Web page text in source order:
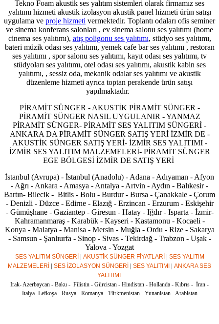
Tekno Foam akustik ses yalıtım sistemleri olarak firmamız ses
yalıtımı hizmeti akustik izolasyon akustik panel hizmeti ürün satışı
uygulama ve proje hizmeti vermektedir. Toplantı odaları ofis seminer
ve sinema konferans salonları , ev sinema salonu ses yalıtımı (home
cinema ses yalıtımı), atış poligonu ses yalıtımı, stüdyo ses yalıtımı,
bateri müzik odası ses yalıtımı, yemek cafe bar ses yalıtımı , restoran
ses yalıtımı , spor salonu ses yalıtımı, kayıt odası ses yalıtımı, tv
stüdyoları ses yalıtımı, otel odası ses yalıtımı, akustik kabin ses
yalıtımı, , sessiz oda, mekanik odalar ses yalıtımı ve akustik
düzenleme hizmeti ayrıca toptan perakende ürün satışı
yapılmaktadır.
PİRAMİT SÜNGER - AKUSTİK PİRAMİT SÜNGER -
PİRAMİT SÜNGER NASIL UYGULANIR - YANMAZ
PİRAMİT SÜNGER- PİRAMİT SES YALITIM SÜNGERİ -
ANKARA DA PİRAMİT SÜNGER SATIŞ YERİ İZMİR DE -
AKUSTİK SÜNGER SATIŞ YERİ- İZMİR SES YALITIMI -
İZMİR SES YALITIM MALZEMELERİ- PİRAMİT SÜNGER
EGE BÖLGESİ İZMİR DE SATIŞ YERİ
İstanbul (Avrupa) - İstanbul (Anadolu) - Adana - Adıyaman - Afyon
- Ağrı - Ankara - Amasya - Antalya - Artvin - Aydın - Balıkesir -
Bartın- Bilecik - Bitlis - Bolu - Burdur - Bursa - Çanakkale - Çorum
- Denizli - Düzce - Edirne - Elazığ - Erzincan - Erzurum - Eskişehir
- Gümüşhane - Gaziantep - Giresun - Hatay - Iğdır - Isparta - İzmir-
Kahramanmaraş - Karabük - Kayseri - Kastamonu - Kocaeli -
Konya - Malatya - Manisa - Mersin - Muğla - Ordu - Rize - Sakarya
- Samsun - Şanlıurfa - Sinop - Sivas - Tekirdağ - Trabzon - Uşak -
Yalova - Yozgat
SES YALITIM SÜNGERİ AKUSTİK SÜNGER FİYATLARİ
SES YALITIM
MALZEMELERİ
SES İZOLASYON SÜNGERİ SES YALITIMI
ANKARA SES
YALITIMI
Irak- Azerbaycan - Baku - Filistin - Gürcistan - Hindistan - Hollanda - Kıbrıs - İran -
İtalya -Lefkoşa - Rusya - Romanya - Türkmenistan - Yunanistan - Arabistan